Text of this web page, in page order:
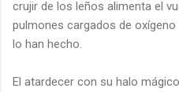
crujir de los leños alimenta el
pulmones cargados de
lo han hecho.
El atardecer con su halo